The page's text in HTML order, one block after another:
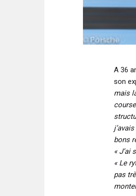
A 36
son
mais
bons
« J’ai
« Le
pas